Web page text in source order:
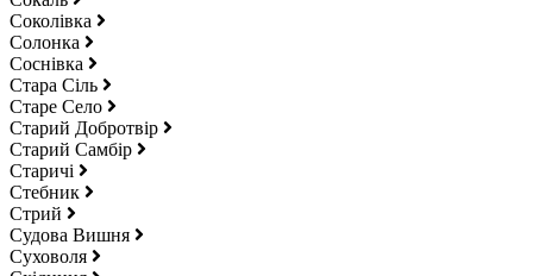
Соколівка
Солонка
Соснівка
Стара Сіль
Старе Село
Старий Добротвір
Старий Самбір
Старичі
Стебник
Стрий
Судова Вишня
Суховоля